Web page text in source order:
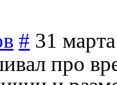
# 31
про